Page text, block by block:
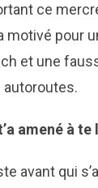
ce
motivé pour
et une
amené à
avant qui